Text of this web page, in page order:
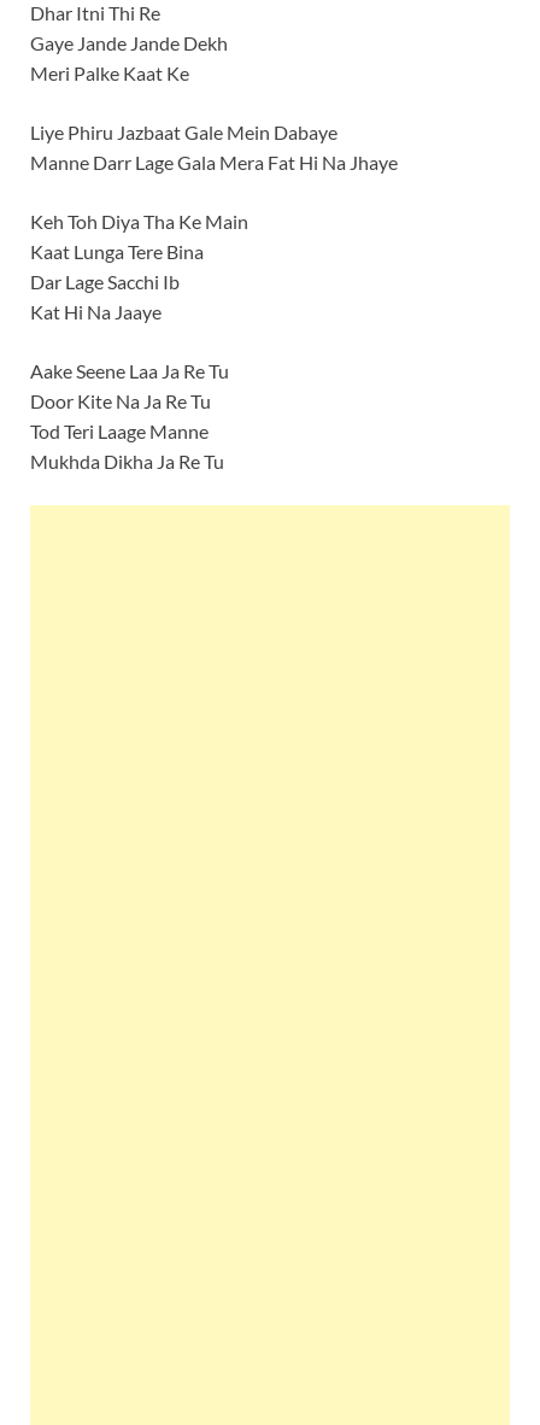
Dhar Itni Thi Re
Gaye Jande Jande Dekh
Meri Palke Kaat Ke
Liye Phiru Jazbaat Gale Mein Dabaye
Manne Darr Lage Gala Mera Fat Hi Na Jhaye
Keh Toh Diya Tha Ke Main
Kaat Lunga Tere Bina
Dar Lage Sacchi Ib
Kat Hi Na Jaaye
Aake Seene Laa Ja Re Tu
Door Kite Na Ja Re Tu
Tod Teri Laage Manne
Mukhda Dikha Ja Re Tu